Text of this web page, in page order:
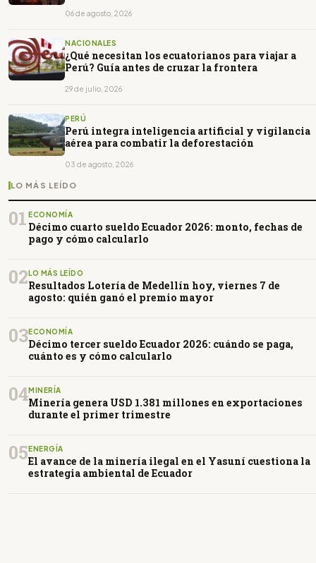
06 de agosto, 2026
NACIONALES
¿Qué necesitan los ecuatorianos para viajar a
Perú? Guía antes de cruzar la frontera
29 de julio, 2026
PERÚ
Perú integra inteligencia artificial y vigilancia
aérea para combatir la deforestación
03 de agosto, 2026
LO MÁS LEÍDO
01 ECONOMÍA
Décimo cuarto sueldo Ecuador 2026: monto, fechas de
pago y cómo calcularlo
02 LO MÁS LEÍDO
Resultados Lotería de Medellín hoy, viernes 7 de
agosto: quién ganó el premio mayor
03ECONOMÍA
Décimo tercer sueldo Ecuador 2026: cuándo se paga,
cuánto es y cómo calcularlo
04MINERÍA
Minería genera USD 1.381 millones en exportaciones
durante el primer trimestre
05 ENERGÍA
El avance de la minería ilegal en el Yasuní cuestiona la
estrategia ambiental de Ecuador